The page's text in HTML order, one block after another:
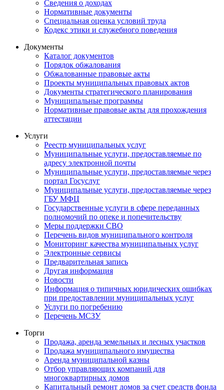
Сведения о доходах
Нормативные документы
Специальная оценка условий труда
Кодекс этики и служебного поведения
Документы
Каталог документов
Порядок обжалования
Обжалованные правовые акты
Проекты муниципальных правовых актов
Документы стратегического планирования
Муниципальные программы
Нормативные правовые акты для прохождения
аттестации
Услуги
Реестр муниципальных услуг
Муниципальные услуги, предоставляемые по
адресу электронной почты
Муниципальные услуги, предоставляемые через
портал Госуслуг
Муниципальные услуги, предоставляемые через
ГБУ МФЦ
Государственные услуги в сфере переданных
полномочий по опеке и попечительству
Меры поддержки СВО
Перечень видов муниципального контроля
Мониторинг качества муниципальных услуг
Электронные сервисы
Предварительная запись
Другая информация
Новости
Информация о типичных юридических ошибках
при предоставлении муниципальных услуг
Услуги по погребению
Перечень МСЗУ
Торги
Продажа, аренда земельных и лесных участков
Продажа муниципального имущества
Аренда муниципальной казны
Отбор управляющих компаний для
многоквартирных домов
Капитальный ремонт домов за счет средств фонда